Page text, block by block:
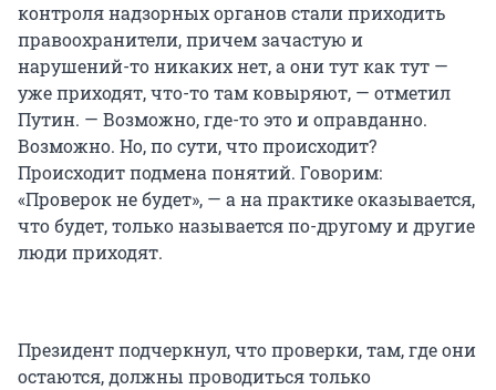
контроля надзорных органов стали приходить
правоохранители, причем зачастую и
нарушений-то никаких нет, а они тут как тут —
уже приходят, что-то там ковыряют, — отметил
Путин. — Возможно, где-то это и оправданно.
Возможно. Но, по сути, что происходит?
Происходит подмена понятий. Говорим:
«Проверок не будет», — а на практике оказывается,
что будет, только называется по-другому и другие
люди приходят.
Президент подчеркнул, что проверки, там, где они
остаются, должны проводиться только